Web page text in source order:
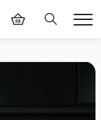
Hledání